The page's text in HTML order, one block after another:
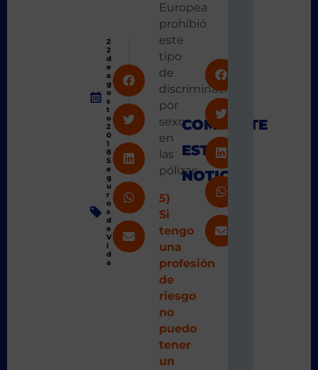
2
2
d
e
a
g
o
s
t
o
2
0
1
8
S
e
g
u
r
o
s
d
e
V
i
d
a
Europea
prohibió
este
tipo
de
discriminación
por
sexo
en
las
pólizas.
5)
Si
tengo
una
profesión
de
riesgo
no
puedo
tener
un
COMPARTE
ESTA
NOTICIA